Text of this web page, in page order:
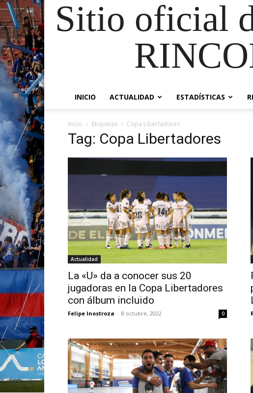
Sitio oficial
INICIO ACTUALIDAD ESTADÍSTICAS
Inicio Etiquetas Copa Libertadores
Tag: Copa Libertadores
Actualidad
La «U» da a conocer sus 20
jugadoras en la Copa Libertadores
con álbum incluido
Felipe Inostroza - 8 octubre, 2022 0